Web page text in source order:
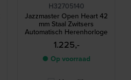
H32705140
Jazzmaster Open Heart 42
mm Staal Zwitsers
Automatisch Herenhorloge
1.225,-
● Op voorraad